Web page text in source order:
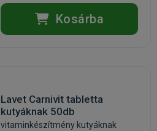
Kosárba
Lavet Carnivit tabletta
kutyáknak 50db
vitaminkészítmény kutyáknak